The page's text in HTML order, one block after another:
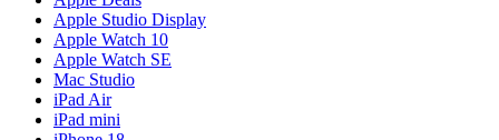
Apple Studio Display
Apple Watch 10
Apple Watch SE
Mac Studio
iPad Air
iPad mini